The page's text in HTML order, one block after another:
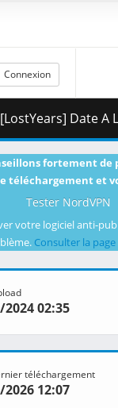
Connexion
(WEB-DL 1080p x264 AAC E-AC-3)
fortement de
téléchargement et
Tester NordVPN
votre logiciel anti-
Consulter la
02:35
téléchargement
12:07